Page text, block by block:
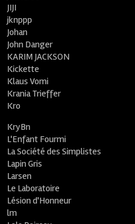
JIJI
jknppp
Johan
John Danger
KARIM JACKSON
Kickette
Klaus Vomi
Krania Trieffer
Kro
KryBn
L'Enfant Fourmi
La Société des Simplistes
Lapin Gris
Larsen
Le Laboratoire
Lésion d'Honneur
lm